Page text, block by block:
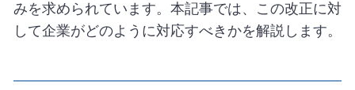
みを求められています。本記事では、この改正に対
して企業がどのように対応すべきかを解説します。